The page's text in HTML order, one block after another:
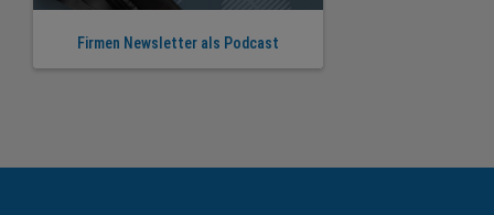
Firmen Newsletter als Podcast